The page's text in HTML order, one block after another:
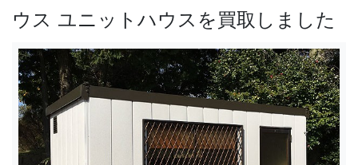
ウス ユニットハウスを買取しました